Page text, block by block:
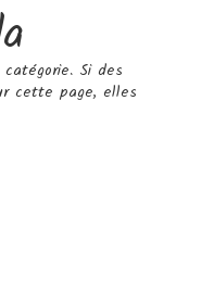
Si des
cette page, elles